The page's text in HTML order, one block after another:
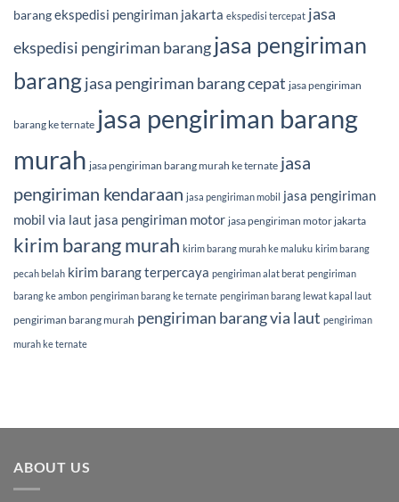
barangekspedisi pengiriman jakarta ekspedisi tercepat jasa
ekspedisi pengiriman barangjasa pengiriman
barangjasa pengiriman barang cepat jasa pengiriman
barang ke ternate jasa pengiriman barang
murah jasa pengiriman barang murah ke ternate jasa
pengiriman kendaraan jasa pengiriman mobil jasa pengiriman
mobil via laut jasa pengiriman motor jasa pengiriman motor jakarta
kirim barang murah kirim barang murah ke maluku kirim barang
pecah belah kirim barang terpercaya pengiriman alat berat pengiriman
barang ke ambon pengiriman barang ke ternate pengiriman barang lewat kapal laut
pengiriman barang murah pengiriman barang via laut pengiriman
murah ke ternate
ABOUT US